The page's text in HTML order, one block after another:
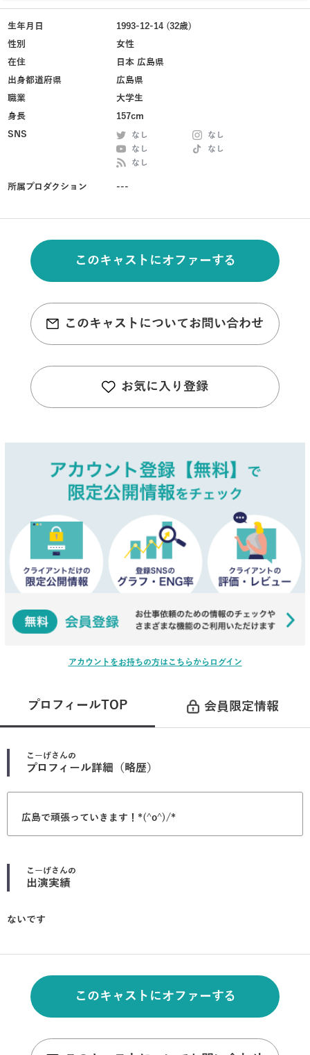
生年月日
1993-12-14 (32歳)
性別
女性
在住
日本 広島県
出身都道府県
広島県
職業
大学生
身長
157cm
SNS
なし
なし
なし
なし
なし
所属プロダクション ---
このキャストにオファーする
このキャストについてお問い合わせ
お気に入り登録
アカウントをお持ちの方はこちらからログイン
プロフィールTOP 会員限定情報
こーげさんの
プロフィール詳細（略歴）
広島で頑張っていきます！*(^o^)/*
こーげさんの
出演実績
ないです
このキャストにオファーする